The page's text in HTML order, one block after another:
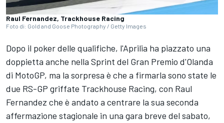
Raul Fernandez, Trackhouse Racing
Foto di: Gold and Goose Photography / Getty Images
Dopo il poker delle qualifiche, l'Aprilia ha piazzato una
doppietta anche nella Sprint del Gran Premio d'Olanda
di MotoGP, ma la sorpresa è che a firmarla sono state le
due RS-GP griffate Trackhouse Racing, con Raul
Fernandez che è andato a centrare la sua seconda
affermazione stagionale in una gara breve del sabato,